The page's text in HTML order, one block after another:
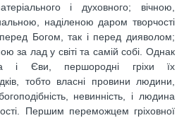
і духовного; вічною,
наділеною даром творчості
Богом, так і перед дияволом;
за лад у світі та самій собі. Однак
і Єви, першородні гріхи їх
тобто власні провини людини,
невинність, і людина
Першим переможцем гріховної